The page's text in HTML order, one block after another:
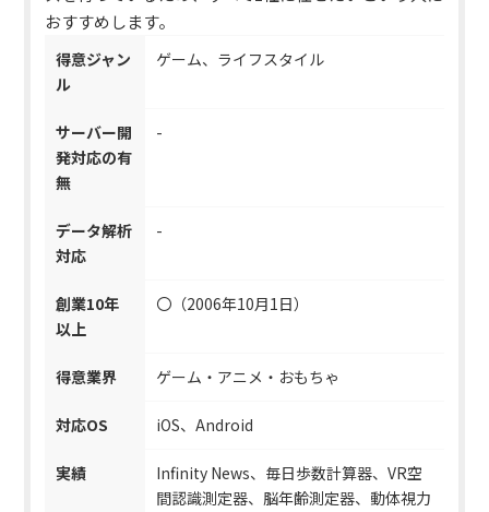
おすすめします。
得意ジャン
ル
ゲーム、ライフスタイル
サーバー開
発対応の有
無
-
データ解析
対応
-
創業10年
以上
〇（2006年10月1日）
得意業界 ゲーム・アニメ・おもちゃ
対応OS iOS、Android
実績
Infinity News、毎日歩数計算器、VR空
間認識測定器、脳年齢測定器、動体視力